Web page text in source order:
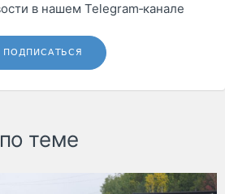
в нашем Telegram‑канале
ПОДПИСАТЬСЯ
теме